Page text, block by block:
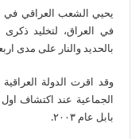
يحيي الشعب العراقي في
في العراق، لتخليد ذكرى
بالحديد والنار على مدى
وقد اقرت الدولة
الجماعية عند اكتشاف
بابل عام ٢٠٠٣.